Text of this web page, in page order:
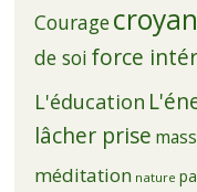
Courage
de soi force
L'éducation
lâcher prise
méditation nature